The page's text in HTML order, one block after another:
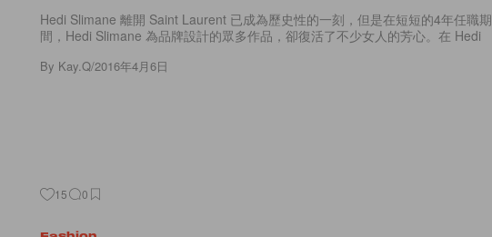
Hedi Slimane 離開 Saint Laurent 已成為歷史性的一刻，但是在短短的4年任職期
間，Hedi Slimane 為品牌設計的眾多作品，卻復活了不少女人的芳心。在 Hedi
By Kay.Q/2016年4月6日
15 0